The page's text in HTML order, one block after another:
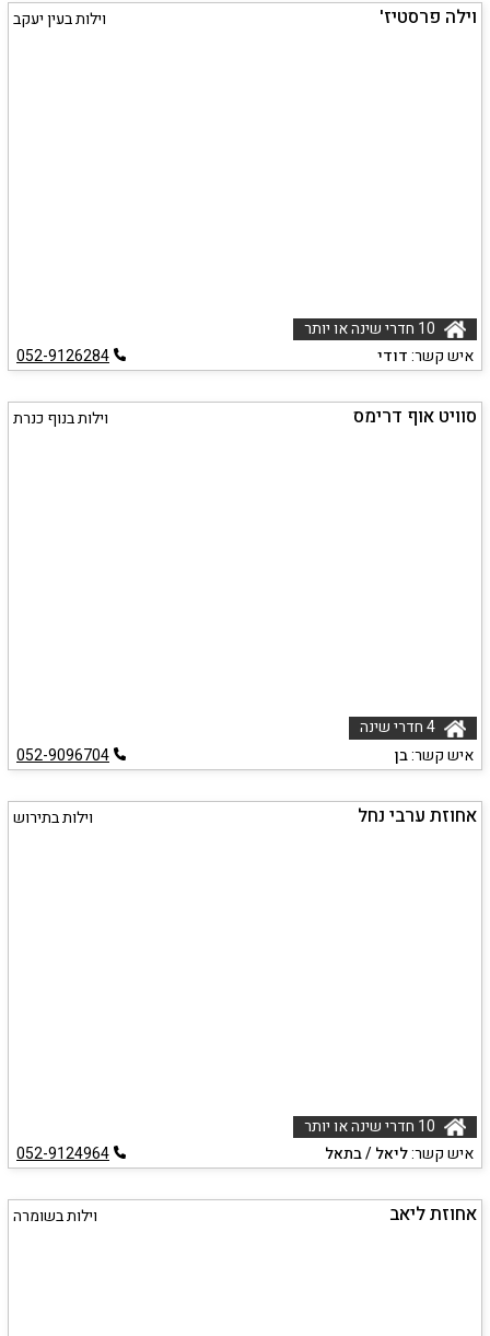
וילה פרסטיז' וילות בעין יעקב
איש קשר:דודי 052-9126284
סוויט אוף דרימס וילות בנוף כנרת
איש קשר:בן 052-9096704
אחוזת ערבי נחל וילות בתירוש
איש קשר:ליאל / בתאל 052-9124964
אחוזת ליאב וילות בשומרה